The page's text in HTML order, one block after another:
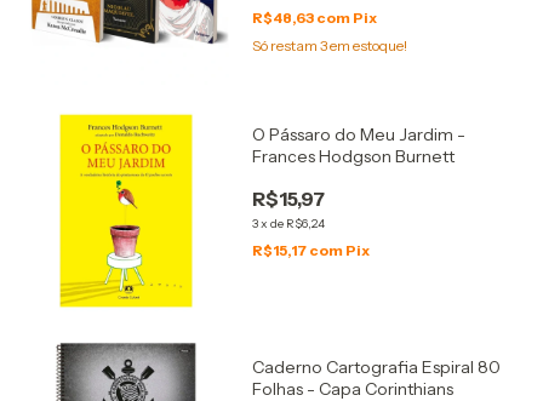
R$48,63 com Pix
Só restam 3em estoque!
O Pássaro do Meu Jardim -
Frances Hodgson Burnett
R$15,97
3x de R$6,24
R$15,17 com Pix
Caderno Cartografia Espiral 80
Folhas - Capa Corinthians